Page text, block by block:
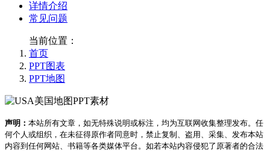
详情介绍
常见问题
当前位置：
首页
PPT图表
PPT地图
声明： 本站所有文章，如无特殊说明或标注，均为互联网收集整理发布。任
何个人或组织，在未征得原作者同意时，禁止复制、盗用、采集、发布本站
内容到任何网站、书籍等各类媒体平台。如若本站内容侵犯了原著者的合法